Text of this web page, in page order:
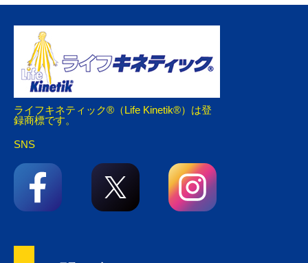
ライフキネティック®（Life Kinetik®）は登
録商標です。
SNS